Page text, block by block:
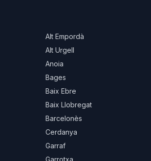
Alt Empordà
Alt Urgell
Anoia
Bages
Baix Ebre
Baix Llobregat
Barcelonès
Cerdanya
Garraf
Garrotxa